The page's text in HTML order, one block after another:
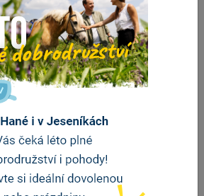
ZOBRAZIT DALŠÍ